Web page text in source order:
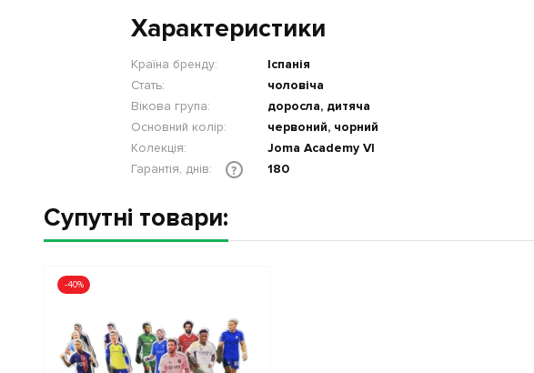
Характеристики
Країна бренду:
Іспанія
Стать:
чоловіча
Вікова група:
доросла, дитяча
Основний колір:
червоний, чорний
Колекція:
Joma Academy VI
Гарантія, днів:
? 180
Супутні товари:
-40%